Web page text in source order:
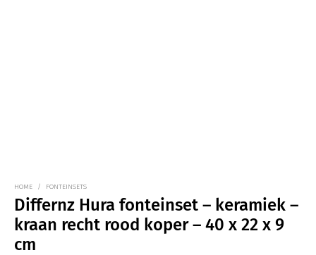
HOME / FONTEINSETS
Differnz Hura fonteinset – keramiek –
kraan recht rood koper – 40 x 22 x 9
cm